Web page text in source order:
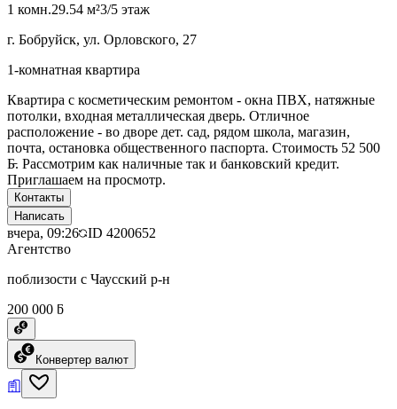
1 комн.29.54 м²3/5 этаж
г. Бобруйск, ул. Орловского, 27
1-комнатная квартира
Квартира с косметическим ремонтом - окна ПВХ, натяжные
потолки, входная металлическая дверь. Отличное
расположение - во дворе дет. сад, рядом школа, магазин,
почта, остановка общественного паспорта. Стоимость 52 500
Б̵. Рассмотрим как наличные так и банковский кредит.
Приглашаем на просмотр.
Контакты
Написать
вчера, 09:26 ID 4200652
Агентство
поблизости с Чаусский р-н
200 000 ƃ
Конвертер валют